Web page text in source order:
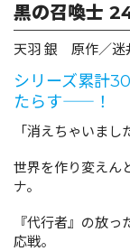
黒の召喚士
天羽 銀 原作／迷
シリーズ累計
たらす――！
「消えちゃいまし
世界を作り変えん
ナ。
『代行者』の放
応戦。